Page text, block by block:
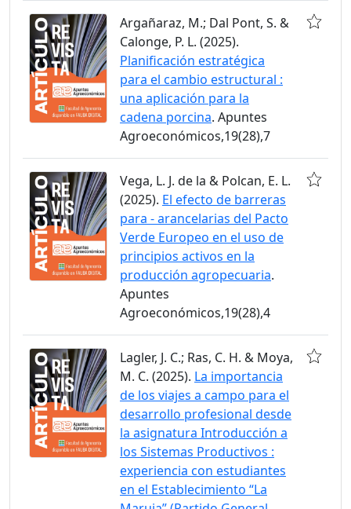
Argañaraz, M.; Dal Pont, S. &
Calonge, P. L. (2025).
Planificación estratégica
para el cambio estructural :
una aplicación para la
cadena porcina. Apuntes
Agroeconómicos,19(28),7
Vega, L. J. de la & Polcan, E. L.
(2025). El efecto de barreras
para - arancelarias del Pacto
Verde Europeo en el uso de
principios activos en la
producción agropecuaria.
Apuntes
Agroeconómicos,19(28),4
Lagler, J. C.; Ras, C. H. & Moya,
M. C. (2025). La importancia
de los viajes a campo para el
desarrollo profesional desde
la asignatura Introducción a
los Sistemas Productivos :
experiencia con estudiantes
en el Establecimiento “La